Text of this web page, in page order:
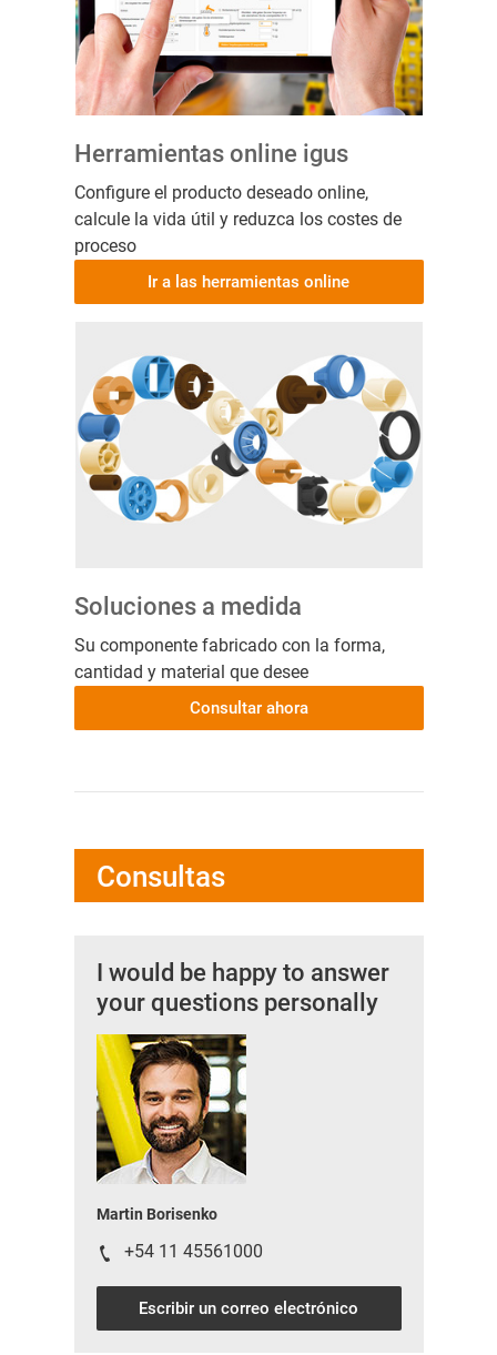
Herramientas online igus
Configure el producto deseado online,
calcule la vida útil y reduzca los costes de
proceso
Ir a las herramientas online
Soluciones a medida
Su componente fabricado con la forma,
cantidad y material que desee
Consultar ahora
Consultas
I would be happy to answer
your questions personally
Martin Borisenko
+54 11 45561000
Escribir un correo electrónico